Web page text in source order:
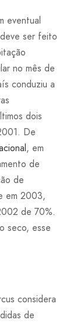
eventual
ser feito
no mês de
conduziu a
dois
De
, em
de
de
em 2003,
de 70%.
seco, esse
considera
de